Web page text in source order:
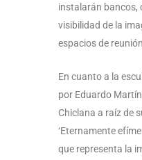
instalarán bancos,
visibilidad de la
espacios de
En cuanto a la
por Eduardo
Chiclana a raíz de
‘Eternamente
que representa la